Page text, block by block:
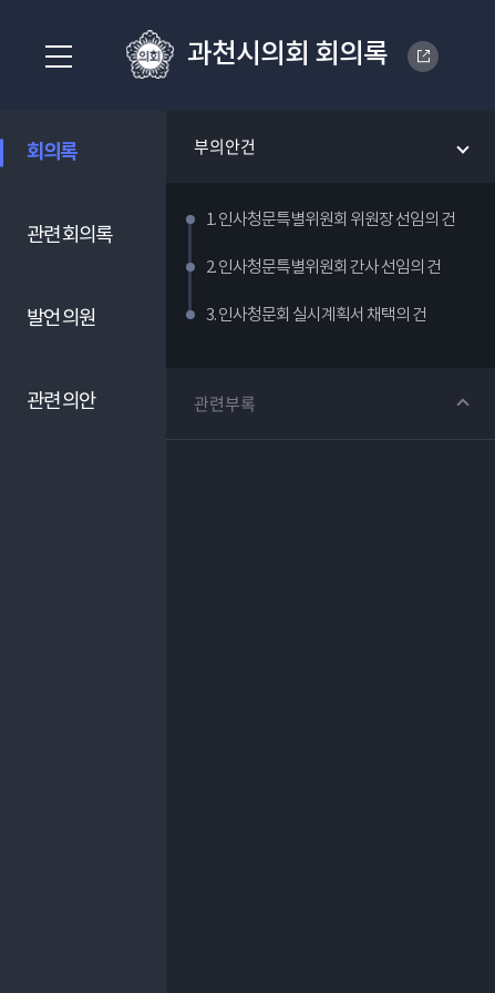
과천시의회 회의록
회의록 부의안건
1. 인사청문특별위원회 위원장 선임의 건
2. 인사청문특별위원회 간사 선임의 건
3. 인사청문회 실시계획서 채택의 건
관련부록
관련 회의록
발언 의원
관련 의안